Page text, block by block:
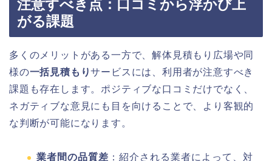
注意すべき点：口コミから浮かび上
がる課題
多くのメリットがある一方で、解体見積もり広場や同
様の一括見積もりサービスには、利用者が注意すべき
課題も存在します。ポジティブな口コミだけでなく、
ネガティブな意見にも目を向けることで、より客観的
な判断が可能になります。
業者間の品質差 ：紹介される業者によって、対